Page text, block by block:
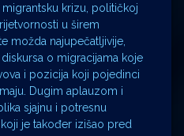
krizu, političkoj
u širem
možda najupečatljivije,
o migracijama koje
i pozicija koji pojedinci
Dugim aplauzom i
sjajnu i potresnu
je također izišao pred